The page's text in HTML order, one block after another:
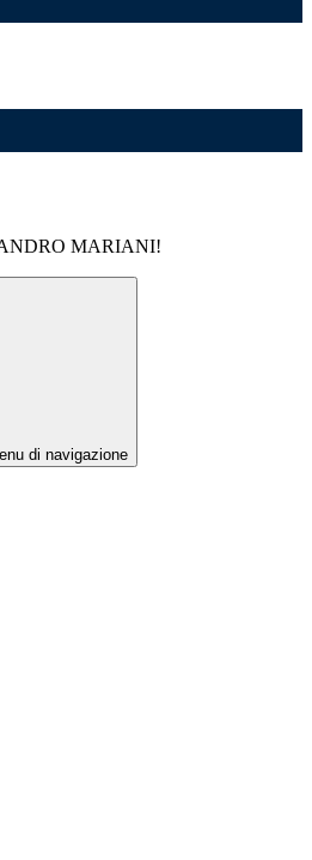
MARIANI!
di navigazione